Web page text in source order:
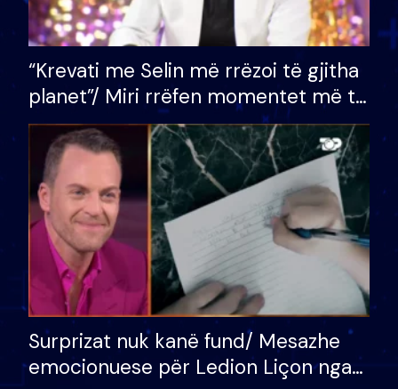
“Krevati me Selin më rrëzoi të gjitha
planet”/ Miri rrëfen momentet më të
bukura në shtëpinë e BB VIP: Do më
mungojë zilja e mëngjesit kur…
Surprizat nuk kanë fund/ Mesazhe
emocionuese për Ledion Liçon nga